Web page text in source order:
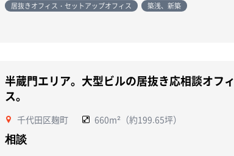
居抜きオフィス・セットアップオフィス 築浅、新築
半蔵門エリア。大型ビルの居抜き応相談オフィ
ス。
千代田区麹町 660m²（約199.65坪）
相談